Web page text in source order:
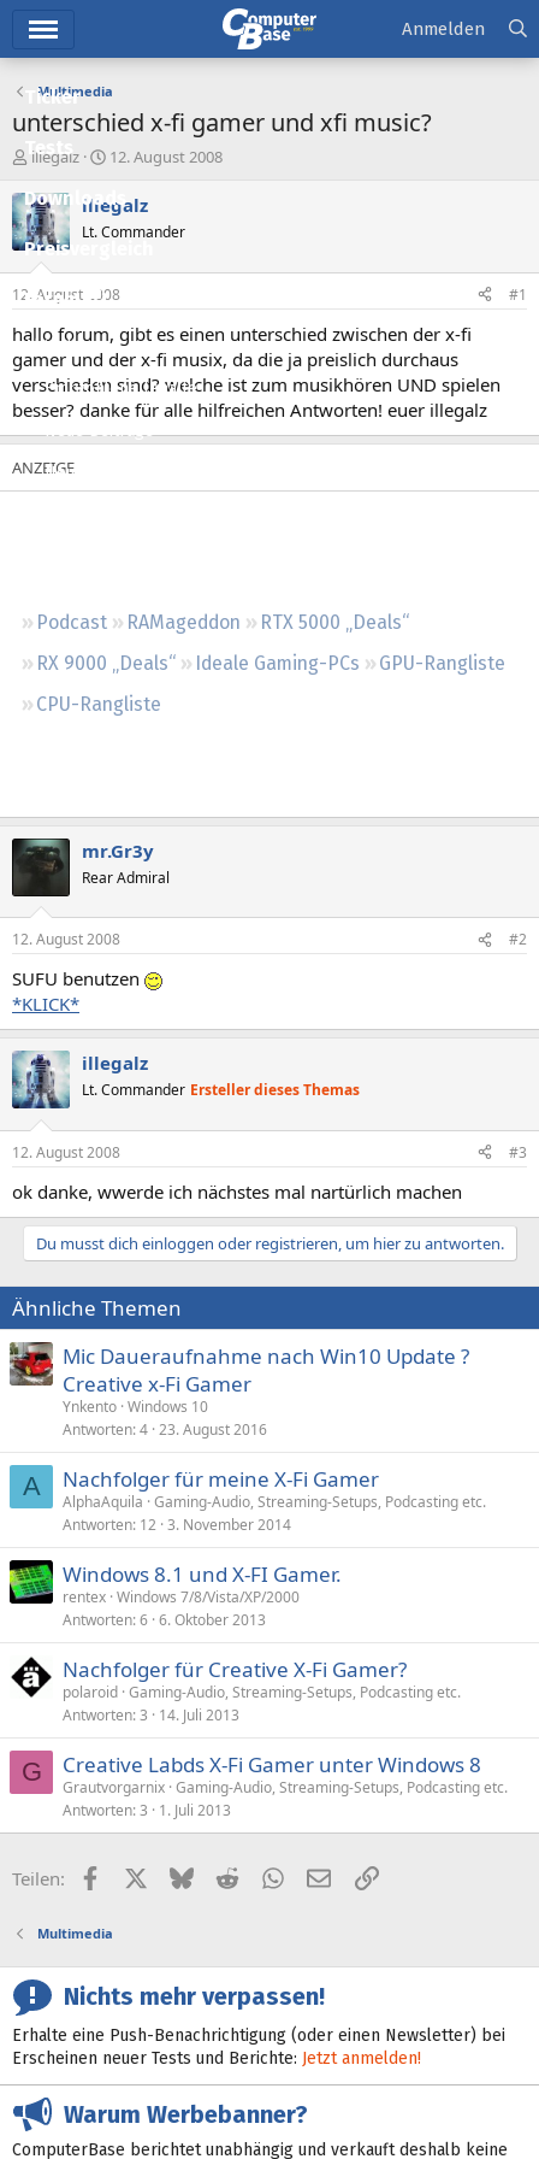
Ticker
Tests
Downloads
Preisvergleich
Forum
Aktuelles
Empfohlene Inhalte
Neue Beiträge
Neueste Aktivitäten
Podcast RAMageddon
RTX 5000 „Deals“
RX 9000 „Deals“
Ideale Gaming-PCs
GPU-Rangliste
CPU-Rangliste
Anmelden
Multimedia
unterschied x-fi gamer und xfi music?
E
s
t
e
e
r
illegalz
E
s
t
e
l
t
m
12. August 2008
illegalz
Lt. Commander
12. August 2008 #1
hallo forum, gibt es einen unterschied zwischen der x-fi
gamer und der x-fi musix, da die ja preislich durchaus
verschieden sind? welche ist zum musikhören UND spielen
besser? danke für alle hilfreichen Antworten! euer illegalz
mr.Gr3y
Rear Admiral
12. August 2008 #2
SUFU benutzen
*KLICK*
illegalz
Lt. Commander Ersteller dieses Themas
12. August 2008 #3
ok danke, wwerde ich nächstes mal nartürlich machen
Du musst dich einloggen oder registrieren, um hier zu antworten.
Ähnliche Themen
Mic Daueraufnahme nach Win10 Update ?
Creative x-Fi Gamer
Ynkento Windows 10
Antworten 4 23. August 2016
A Nachfolger für meine X-Fi Gamer
AlphaAquila Gaming-Audio, Streaming-Setups, Podcasting etc.
Antworten 12 3. November 2014
Windows 8.1 und X-FI Gamer.
rentex Windows 7/8/Vista/XP/2000
Antworten 6 6. Oktober 2013
Nachfolger für Creative X-Fi Gamer?
polaroid Gaming-Audio, Streaming-Setups, Podcasting etc.
Antworten 3 14. Juli 2013
G Creative Labds X-Fi Gamer unter Windows 8
Grautvorgarnix Gaming-Audio, Streaming-Setups, Podcasting etc.
Antworten 3 1. Juli 2013
Teilen: FacebookX (Twitter)
BlueskyRedditWhatsApp
E-MailLink
Multimedia
Nichts mehr verpassen!
Erhalte eine Push-Benachrichtigung (oder einen Newsletter) bei
Erscheinen neuer Tests und Berichte: Jetzt anmelden!
Warum Werbebanner?
ComputerBase berichtet unabhängig und verkauft deshalb keine